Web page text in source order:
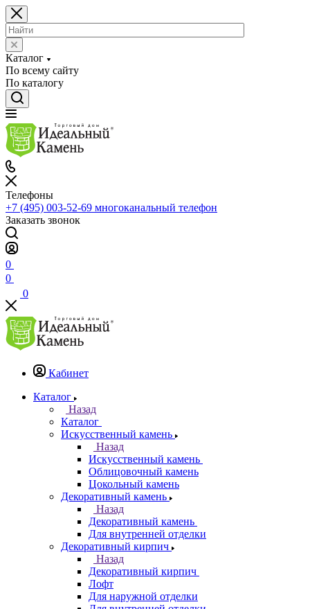
Каталог
По всему сайту
По каталогу
Телефоны
+7 (495) 003-52-69 многоканальный телефон
Заказать звонок
0
0
0
Кабинет
Каталог
Назад
Каталог
Искусственный камень
Назад
Искусственный камень
Облицовочный камень
Цокольный камень
Декоративный камень
Назад
Декоративный камень
Для внутренней отделки
Декоративный кирпич
Назад
Декоративный кирпич
Лофт
Для наружной отделки